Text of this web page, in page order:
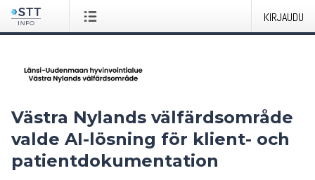
KIRJAUDU
Västra Nylands välfärdsområde
valde AI-lösning för klient- och
patientdokumentation